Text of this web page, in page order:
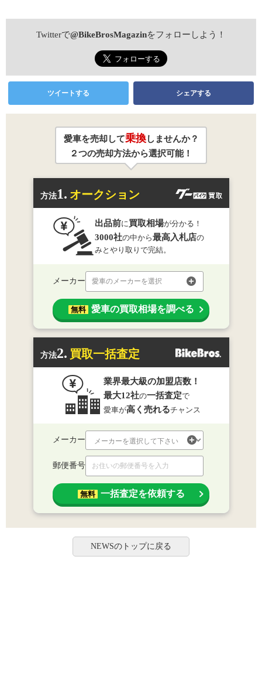
Twitterで@BikeBrosMagazinをフォローしよう！
ツイートする シェアする
愛車を売却して乗換しませんか？
２つの売却方法から選択可能！
方法1. オークション
出品前に 買取相場が分かる！
3000社の中から最高入札店の
みとやり取りで完結。
メーカー 愛車のメーカーを選択
無料 愛車の買取相場を調べる
方法2. 買取一括査定
業界最大級の加盟店数！
最大12社の一括査定で
愛車が高く売れるチャンス
メーカー
郵便番号
無料 一括査定を依頼する
NEWSのトップに戻る